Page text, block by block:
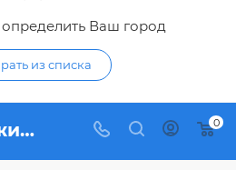
Ваш город
из списка
Насос скважинный ЭЦВ 6-16-75 ЛИВНЫ - купить по цене 85 093,01 ₽ в интернет-магазине Гидропромтехника с доставкой в Курске 0